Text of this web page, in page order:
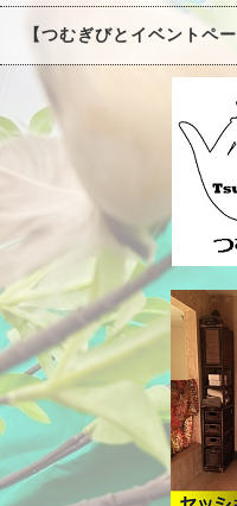
【つむぎびとイベントペ